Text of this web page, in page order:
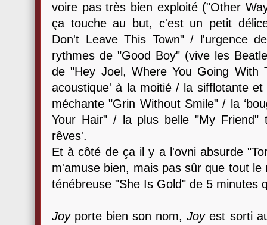
voire pas très bien exploité ("Other
ça touche au but, c'est un petit
Don't Leave This Town" / l'urgence
rythmes de "Good Boy" (vive les
de "Hey Joel, Where You Going With
acoustique' à la moitié / la sifflotante
méchante "Grin Without Smile" / la
Your Hair" / la plus belle "My Friend"
rêves'.
Et à côté de ça il y a l'ovni absurde
m'amuse bien, mais pas sûr que tout
ténébreuse "She Is Gold" de 5 minutes
Joyporte bien son nom,Joyest sorti